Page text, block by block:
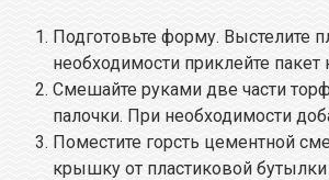
Подготовьте форму. Выстелите
необходимости приклейте
Смешайте руками две части
палочки. При необходимости
Поместите горсть цементной
крышку от пластиковой